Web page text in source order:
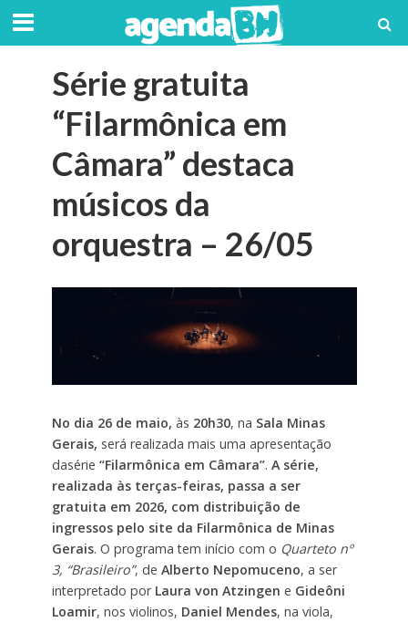
Série gratuita
“Filarmônica em
Câmara” destaca
músicos da
orquestra – 26/05
No dia 26 de maio, às 20h30, na Sala Minas
Gerais, será realizada mais uma apresentação
dasérie “Filarmônica em Câmara”. A série,
realizada às terças-feiras, passa a ser
gratuita em 2026, com distribuição de
ingressos pelo site da Filarmônica de Minas
Gerais. O programa tem início com o Quarteto nº
3, “Brasileiro”, de Alberto Nepomuceno, a ser
interpretado por Laura von Atzingen e Gideôni
Loamir, nos violinos, Daniel Mendes, na viola,